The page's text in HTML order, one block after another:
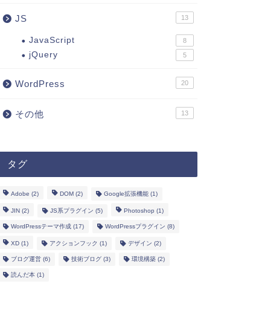
JS 13
JavaScript 8
jQuery 5
WordPress 20
その他 13
タグ
Adobe (2) DOM(2) Google拡張機能(1)
JIN(2) JS系プラグイン (5) Photoshop (1)
WordPressテーマ作成(17) WordPressプラグイン (8)
XD(1) アクションフック (1) デザイン (2)
ブログ運営(6) 技術ブログ(3) 環境構築(2)
読んだ本(1)